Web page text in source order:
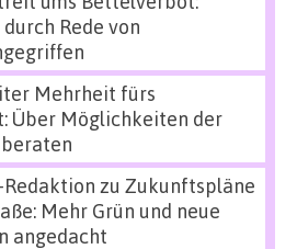
Rede von
Mehrheit fürs
Über Möglichkeiten der
zu Zukunftspläne
Mehr Grün und neue
angedacht